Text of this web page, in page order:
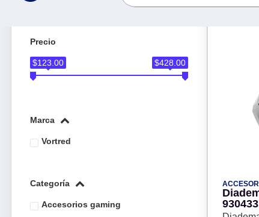
precio
$123.00 $428.00
marca
vortred
categoría
accesorios gaming